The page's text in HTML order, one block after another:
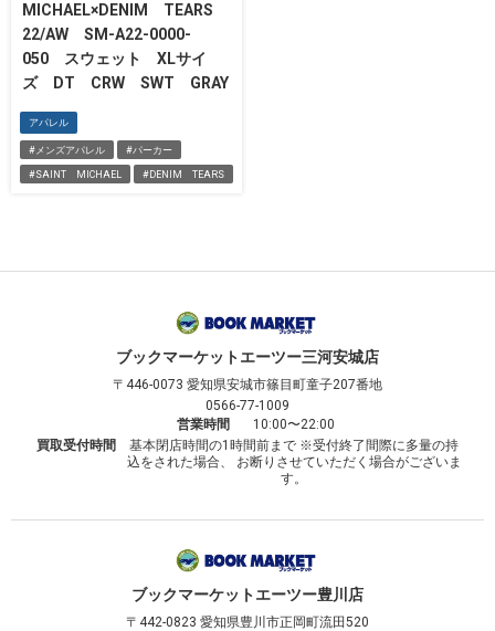
MICHAEL×DENIM TEARS
22/AW SM-A22-0000-
050 スウェット XLサイ
ズ DT CRW SWT GRAY
アパレル
#メンズアパレル #パーカー
#SAINT MICHAEL #DENIM TEARS
ブックマーケットエーツー三河安城店
〒446-0073 愛知県安城市篠目町童子207番地
0566-77-1009
営業時間
10:00〜22:00
買取受付時間
基本閉店時間の1時間前まで ※受付終了間際に多量の持
込をされた場合、 お断りさせていただく場合がございま
す。
ブックマーケットエーツー豊川店
〒442-0823 愛知県豊川市正岡町流田520